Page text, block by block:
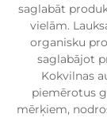
saglabāt
vielām.
organisku
saglabājot
Kokvilnas
piemērotus
mērķiem,